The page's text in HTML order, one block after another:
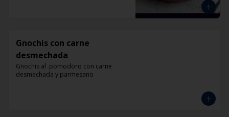
Gnochis con carne
desmechada
Gnochis al  pomodoro con carne
desmechada y parmesano